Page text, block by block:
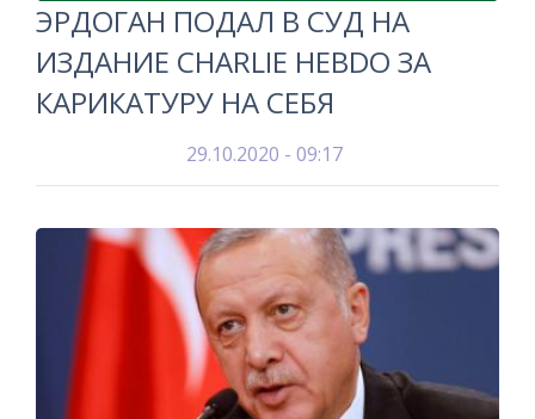
ЭРДОГАН ПОДАЛ В СУД НА
ИЗДАНИЕ CHARLIE HEBDO ЗА
КАРИКАТУРУ НА СЕБЯ
29.10.2020 - 09:17